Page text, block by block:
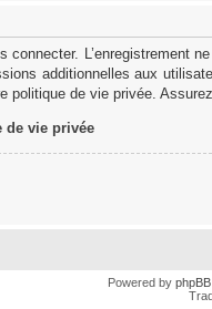
connecter. L’enregistrement
additionnelles aux
politique de vie privée.
de vie privée
Powered by phpBB